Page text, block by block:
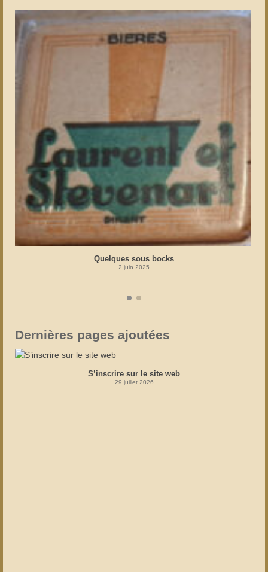
Quelques sous bocks
2 juin 2025
Dernières pages ajoutées
S’inscrire sur le site web
29 juillet 2026